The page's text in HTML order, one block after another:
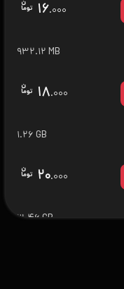
۱۶.۰۰۰
۹۳۲.۱۲ MB
۱۸.۰۰۰
۱.۲۶ GB
۲۰.۰۰۰
۳.۴۶ GB